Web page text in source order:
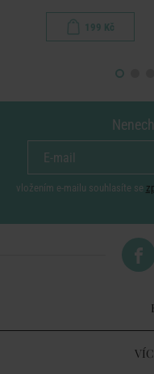
199 Kč
vložením e-mailu souhlasíte se